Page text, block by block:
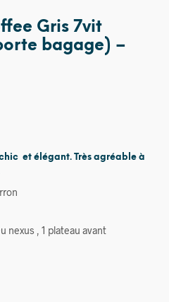
Gris 7vit
bagage) –
et élégant. Très agréable à
nexus , 1 plateau avant